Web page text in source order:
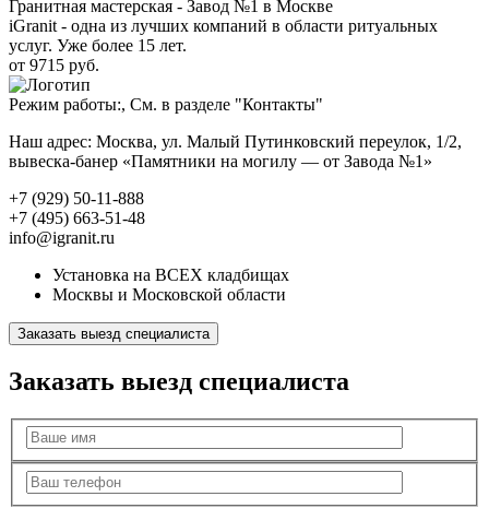
Гранитная мастерская - Завод №1 в Москве
iGranit - одна из лучших компаний в области ритуальных
услуг. Уже более 15 лет.
от 9715 руб.
Режим работы:, См. в разделе "Контакты"
Наш адрес: Москва, ул. Малый Путинковский переулок, 1/2,
вывеска-банер «Памятники на могилу — от Завода №1»
+7 (929) 50-11-888
+7 (495) 663-51-48
info@igranit.ru
Установка на ВСЕХ кладбищах
Москвы и Московской области
Заказать выезд специалиста
Заказать выезд специалиста